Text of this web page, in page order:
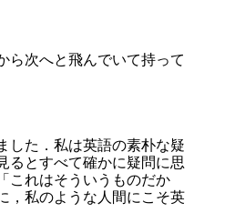
ら次へと飛んでいて持って
した．私は英語の素朴な疑
るとすべて確かに疑問に思
これはそういうものだか
，私のような人間にこそ英